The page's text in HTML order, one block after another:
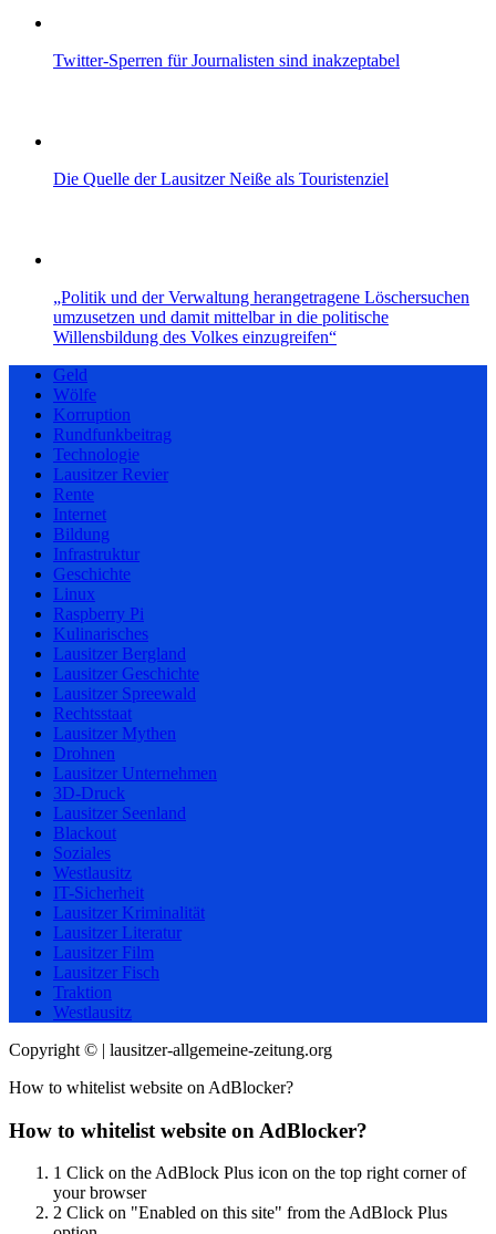
Twitter-Sperren für Journalisten sind inakzeptabel
Die Quelle der Lausitzer Neiße als Touristenziel
„Politik und der Verwaltung herangetragene Löschersuchen
umzusetzen und damit mittelbar in die politische
Willensbildung des Volkes einzugreifen“
Geld
Wölfe
Korruption
Rundfunkbeitrag
Technologie
Lausitzer Revier
Rente
Internet
Bildung
Infrastruktur
Geschichte
Linux
Raspberry Pi
Kulinarisches
Lausitzer Bergland
Lausitzer Geschichte
Lausitzer Spreewald
Rechtsstaat
Lausitzer Mythen
Drohnen
Lausitzer Unternehmen
3D-Druck
Lausitzer Seenland
Blackout
Soziales
Westlausitz
IT-Sicherheit
Lausitzer Kriminalität
Lausitzer Literatur
Lausitzer Film
Lausitzer Fisch
Traktion
Westlausitz
Copyright © | lausitzer-allgemeine-zeitung.org
How to whitelist website on AdBlocker?
How to whitelist website on AdBlocker?
1 Click on the AdBlock Plus icon on the top right corner of
your browser
2 Click on "Enabled on this site" from the AdBlock Plus